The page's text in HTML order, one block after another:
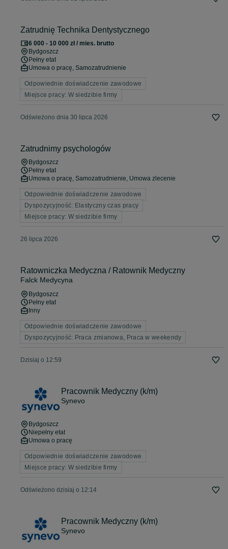
Zatrudnię Technika Dentystycznego
6 000 - 10 000 zł / mies. brutto
Bydgoszcz
Pełny etat
Umowa o pracę, Samozatrudnienie
Odpowiednie doświadczenie zawodowe
Miejsce pracy: W siedzibie firmy
Odświeżono dnia 30 lipca 2026
Zatrudnimy psychologów
Bydgoszcz
Pełny etat
Umowa o pracę, Samozatrudnienie, Umowa zlecenie
Odpowiednie doświadczenie zawodowe
Dyspozycyjność: Elastyczny czas pracy
Miejsce pracy: W siedzibie firmy
26 lipca 2026
Ratowniczka Medyczna / Ratownik Medyczny
Falck Medycyna
Bydgoszcz
Pełny etat
Inny
Odpowiednie doświadczenie zawodowe
Dyspozycyjność: Praca zmianowa, Praca w weekendy
Dzisiaj o 12:59
Pracownik Medyczny (k/m)
Synevo
Bydgoszcz
Niepełny etat
Umowa o pracę
Odpowiednie doświadczenie zawodowe
Miejsce pracy: W siedzibie firmy
Odświeżono dzisiaj o 12:14
Pracownik Medyczny (k/m)
Synevo